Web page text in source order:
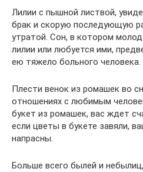
Лилии с пышной листвой,
брак и скорую последующую
утратой. Сон, в котором
лилии или любуется ими,
ею тяжело больного человека.
Плести венок из ромашек во
отношениях с любимым
букет из ромашек, вас ждет
если цветы в букете завяли,
напрасны.
Больше всего былей и